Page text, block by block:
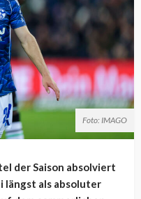
Foto: IMAGO
der Saison absolviert
längst als absoluter